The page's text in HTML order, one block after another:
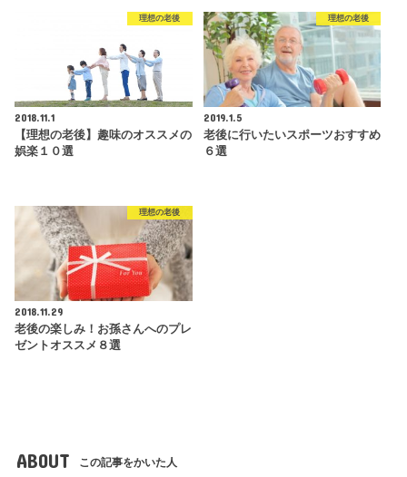
理想の老後
2018.11.1
【理想の老後】趣味のオススメの
娯楽１０選
理想の老後
2019.1.5
老後に行いたいスポーツおすすめ
６選
理想の老後
2018.11.29
老後の楽しみ！お孫さんへのプレ
ゼントオススメ８選
ABOUT この記事をかいた人